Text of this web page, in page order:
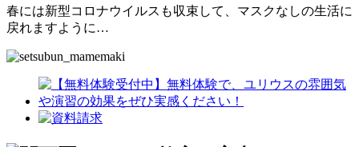
春には新型コロナウイルスも収束して、マスクなしの生活に
戻れますように…